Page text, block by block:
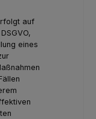
auf
eines